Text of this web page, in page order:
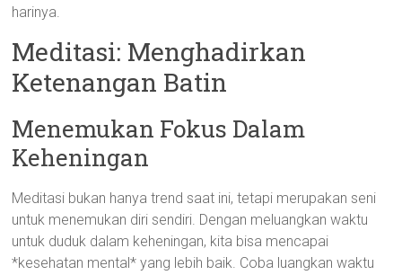
harinya.
Meditasi: Menghadirkan
Ketenangan Batin
Menemukan Fokus Dalam
Keheningan
Meditasi bukan hanya trend saat ini, tetapi merupakan seni
untuk menemukan diri sendiri. Dengan meluangkan waktu
untuk duduk dalam keheningan, kita bisa mencapai
*kesehatan mental* yang lebih baik. Coba luangkan waktu